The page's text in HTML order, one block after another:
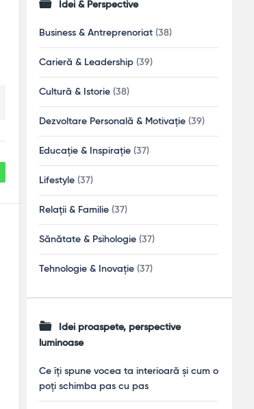
Idei & Perspective
Business & Antreprenoriat (38)
Carieră & Leadership (39)
Cultură & Istorie (38)
Dezvoltare Personală & Motivație (39)
Educație & Inspirație (37)
Lifestyle (37)
Relații & Familie (37)
Sănătate & Psihologie (37)
Tehnologie & Inovație (37)
Idei proaspete, perspective
luminoase
Ce îți spune vocea ta interioară și cum o
poți schimba pas cu pas